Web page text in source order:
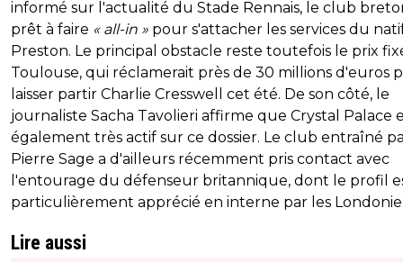
informé sur l'actualité du Stade Rennais, le club
prêt à faire « all-in » pour s'attacher les services du
Preston. Le principal obstacle reste toutefois le prix
Toulouse, qui réclamerait près de 30 millions d'euros
laisser partir Charlie Cresswell cet été. De son côté, le
journaliste Sacha Tavolieri affirme que Crystal Palace
également très actif sur ce dossier. Le club entraîné
Pierre Sage a d'ailleurs récemment pris contact avec
l'entourage du défenseur britannique, dont le profil
particulièrement apprécié en interne par les
Lire aussi